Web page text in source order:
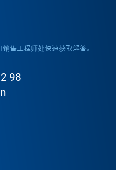
售工程师处快速获取解答。
98